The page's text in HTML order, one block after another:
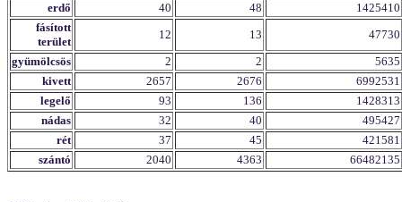
erdő 40 48
1425410
fásított
terület
12 13
47730
gyümölcsös
2 2
5635
kivett
2657 2676
6992531
legelő
93 136
1428313
nádas
32 40
495427
rét
37 45
421581
szántó
2040 4363 66482135